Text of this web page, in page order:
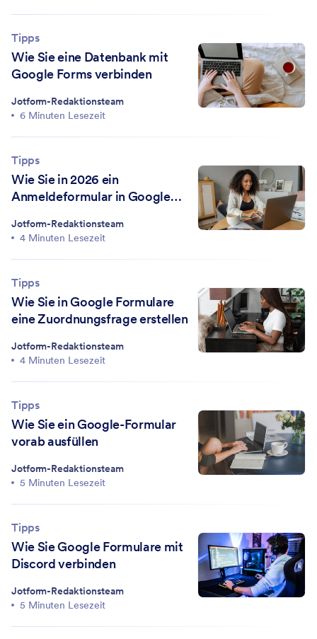
Tipps
Wie Sie eine Datenbank mit
Google Forms verbinden
Jotform-Redaktionsteam
6 Minuten Lesezeit
Tipps
Wie Sie in 2026 ein
Anmeldeformular in Google
Jotform-Redaktionsteam
4 Minuten Lesezeit
Tipps
Wie Sie in Google Formulare
eine Zuordnungsfrage erstellen
Jotform-Redaktionsteam
4 Minuten Lesezeit
Tipps
Wie Sie ein Google-Formular
vorab ausfüllen
Jotform-Redaktionsteam
5 Minuten Lesezeit
Tipps
Wie Sie Google Formulare mit
Discord verbinden
Jotform-Redaktionsteam
5 Minuten Lesezeit